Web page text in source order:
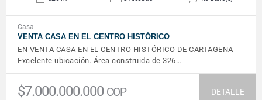
Casa
VENTA CASA EN EL CENTRO HISTÓRICO
EN VENTA CASA EN EL CENTRO HISTÓRICO DE CARTAGENA
Excelente ubicación. Área construida de 326…
$7.000.000.000 COP DETALLE